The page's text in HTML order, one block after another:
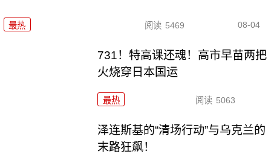
最热 阅读 5469 08-04
731！特高课还魂！高市早苗两把
火烧穿日本国运
最热 阅读 5063
泽连斯基的“清场行动”与乌克兰的
末路狂飙！